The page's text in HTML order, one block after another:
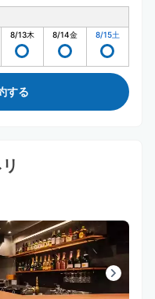
8/13木 8/14金 8/15土
する